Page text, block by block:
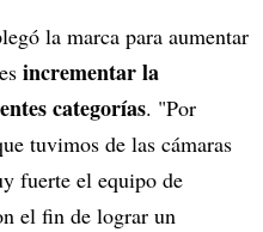
la marca para aumentar
incrementar la
categorías. "Por
tuvimos de las cámaras
fuerte el equipo de
el fin de lograr un